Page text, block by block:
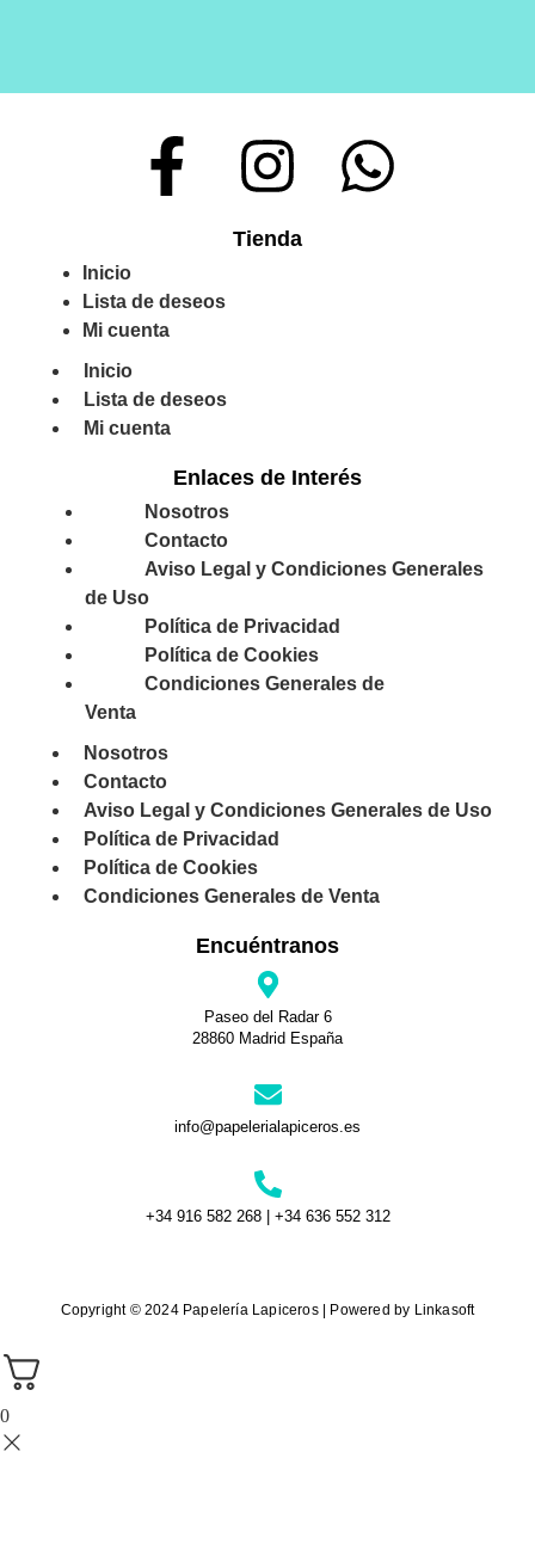
Tienda
Inicio
Lista de deseos
Mi cuenta
Inicio
Lista de deseos
Mi cuenta
Enlaces de Interés
Nosotros
Contacto
Aviso Legal y Condiciones Generales
de Uso
Política de Privacidad
Política de Cookies
Condiciones Generales de
Venta
Nosotros
Contacto
Aviso Legal y Condiciones Generales de Uso
Política de Privacidad
Política de Cookies
Condiciones Generales de Venta
Encuéntranos
Paseo del Radar 6
28860 Madrid España
info@papelerialapiceros.es
+34 916 582 268 | +34 636 552 312
Copyright © 2024 Papelería Lapiceros | Powered by Linkasoft
0